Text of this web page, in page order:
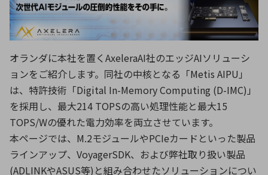
データセンタ・クラウド
ミリ波レーダー
ブログ｜ここから始まる最新技術
接着・接合
製品製造・加工
レーダ・衛星通信
特定用途向け・その他 サービス
医療機器
E
F G
H
I
J K
L
M
N O
P
Q
R S
T
V W
X
Y
Z
検索
オランダに本社を置くAxeleraAI社のエッジAIソリューシ
ョンをご紹介します。同社の中核となる「Metis AIPU」
は、特許技術「Digital In-Memory Computing (D-IMC)」
を採用し、最大214 TOPSの高い処理性能と最大15
TOPS/Wの優れた電力効率を両立させています。
本ページでは、M.2モジュールやPCIeカードといった製品
ラインアップ、VoyagerSDK、および弊社取り扱い製品
(ADLINKやASUS等)と組み合わせたソリューションについ